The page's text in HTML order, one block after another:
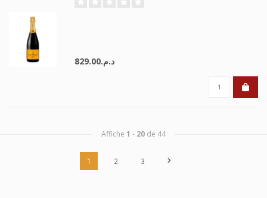
د.م.829.00
Affiche 1 - 20 de 44
1 2 3